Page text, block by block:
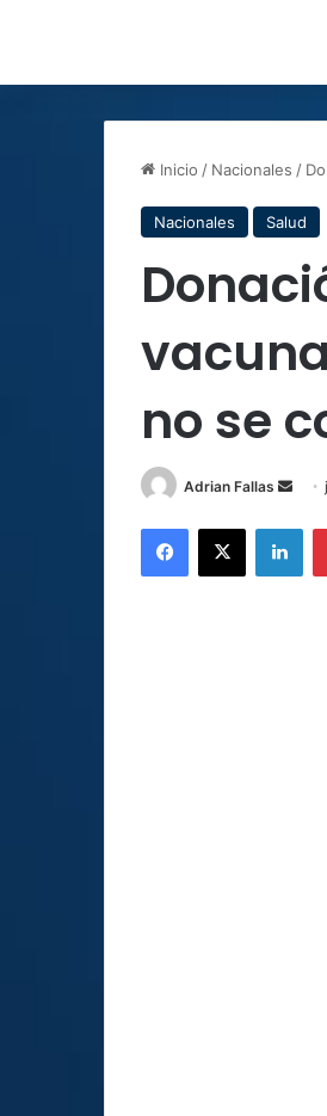
Inicio / Nacionales /
Nacionales Salud
no se
Adrian Fallas
Send
Facebook
X